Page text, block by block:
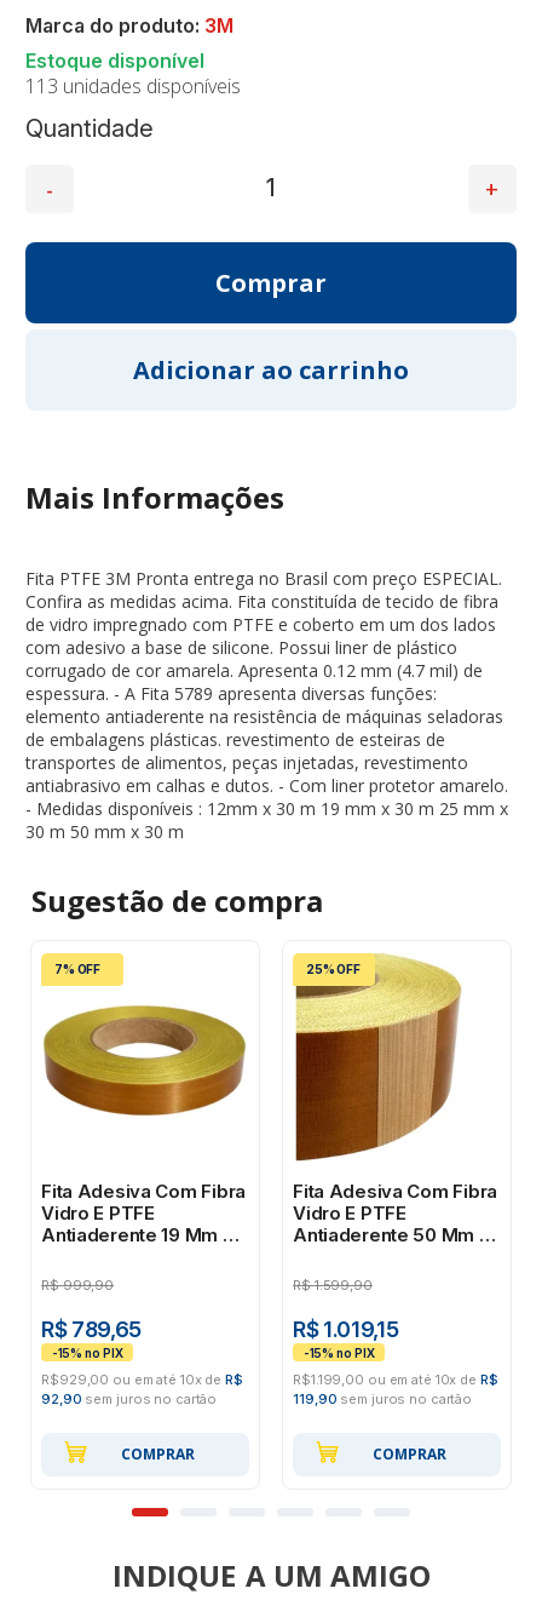
Quantidade
113 unidades disponíveis
Marca do produto: 3M
Mais Informações
Fita PTFE 3M Pronta entrega no Brasil com preço ESPECIAL.
Confira as medidas acima. Fita constituída de tecido de fibra
de vidro impregnado com PTFE e coberto em um dos lados
com adesivo a base de silicone. Possui liner de plástico
corrugado de cor amarela. Apresenta 0.12 mm (4.7 mil) de
espessura. - A Fita 5789 apresenta diversas funções:
elemento antiaderente na resistência de máquinas seladoras
de embalagens plásticas. revestimento de esteiras de
transportes de alimentos, peças injetadas, revestimento
antiabrasivo em calhas e dutos. - Com liner protetor amarelo.
- Medidas disponíveis : 12mm x 30 m 19 mm x 30 m 25 mm x
30 m 50 mm x 30 m
Sugestão de compra
7% OFF
Fita Adesiva Com Fibra
Vidro E PTFE
Antiaderente 19 Mm X
R$ 999,90
R$ 789,65
R$929,00 ou em até 10x deR$
92,90 sem juros no cartão
COMPRAR
25% OFF
Fita Adesiva Com Fibra
Vidro E PTFE
Antiaderente 50 Mm X
R$ 1.599,90
R$ 1.019,15
R$1.199,00 ou em até 10x de R$
119,90 sem juros no cartão
COMPRAR
INDIQUE